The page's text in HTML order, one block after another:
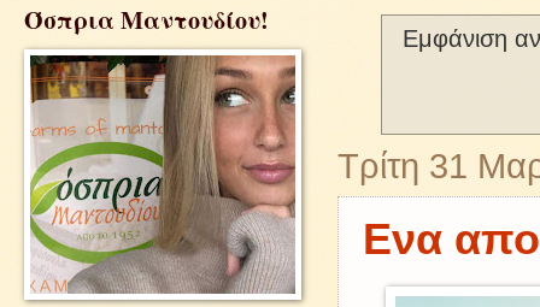
Εμφάνιση
Τρίτη 31
Ενα
Όσπρια Μαντουδίου!